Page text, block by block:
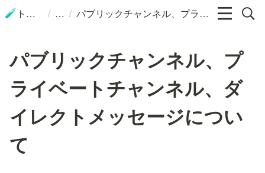
🧪 トップ / / パブリックチャンネル、プライベートチャンネル、ダイレクトメッセージについて
パブリックチャンネル、プ
ライベートチャンネル、ダ
イレクトメッセージについ
て